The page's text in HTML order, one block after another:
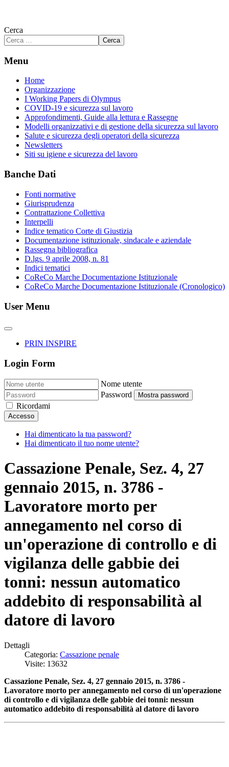
Cerca
Cerca
Menu
Home
Organizzazione
I Working Papers di Olympus
COVID-19 e sicurezza sul lavoro
Approfondimenti, Guide alla lettura e Rassegne
Modelli organizzativi e di gestione della sicurezza sul lavoro
Salute e sicurezza degli operatori della sicurezza
Newsletters
Siti su igiene e sicurezza del lavoro
Banche Dati
Fonti normative
Giurisprudenza
Contrattazione Collettiva
Interpelli
Indice tematico Corte di Giustizia
Documentazione istituzionale, sindacale e aziendale
Rassegna bibliografica
D.lgs. 9 aprile 2008, n. 81
Indici tematici
CoReCo Marche Documentazione Istituzionale
CoReCo Marche Documentazione Istituzionale (Cronologico)
User Menu
PRIN INSPIRE
Login Form
Nome utente
Password
Mostra password
Ricordami
Accesso
Hai dimenticato la tua password?
Hai dimenticato il tuo nome utente?
Cassazione Penale, Sez. 4, 27
gennaio 2015, n. 3786 -
Lavoratore morto per
annegamento nel corso di
un'operazione di controllo e di
vigilanza delle gabbie dei
tonni: nessun automatico
addebito di responsabilità al
datore di lavoro
Dettagli
Categoria: Cassazione penale
Visite: 13632
Cassazione Penale, Sez. 4, 27 gennaio 2015, n. 3786 -
Lavoratore morto per annegamento nel corso di un'operazione
di controllo e di vigilanza delle gabbie dei tonni: nessun
automatico addebito di responsabilità al datore di lavoro